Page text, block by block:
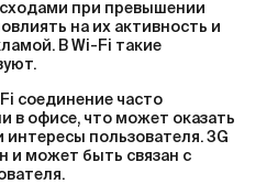
при превышении
на их активность и
В Wi-Fi такие
соединение часто
в офисе, что может оказать
интересы пользователя. 3G
и может быть связан с